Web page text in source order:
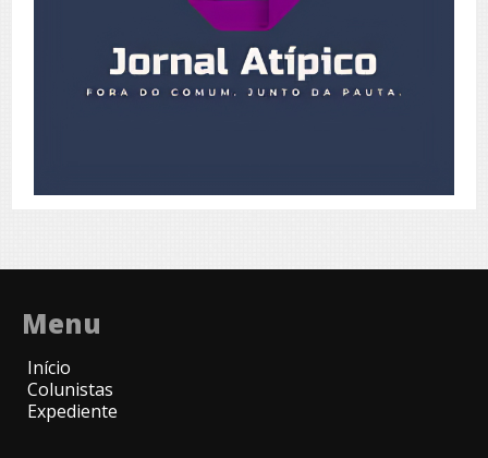
Menu
Início
Colunistas
Expediente